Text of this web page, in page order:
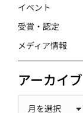
イベント
受賞・認定
メディア情報
アーカイブ